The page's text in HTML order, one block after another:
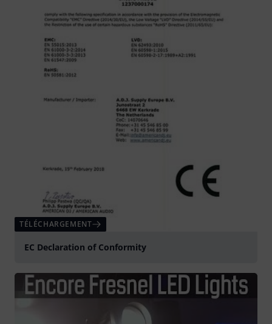
TÉLÉCHARGEMENT
EC Declaration of Conformity